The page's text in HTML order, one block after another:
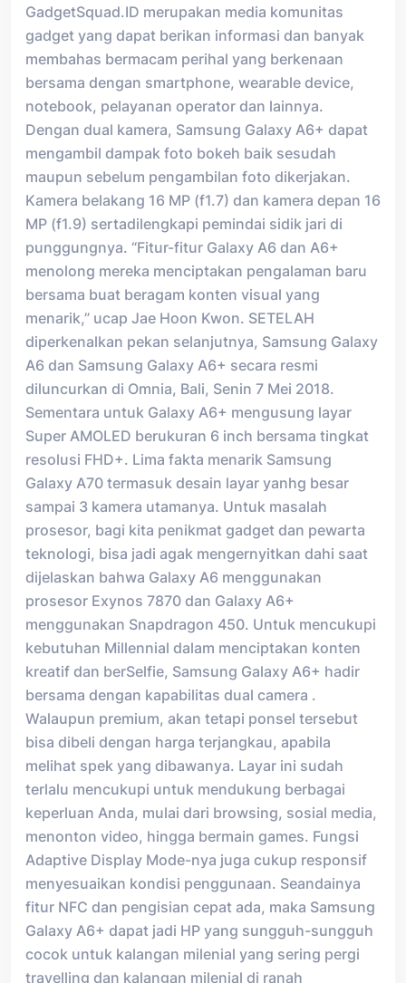
GadgetSquad.ID merupakan media komunitas
gadget yang dapat berikan informasi dan banyak
membahas bermacam perihal yang berkenaan
bersama dengan smartphone, wearable device,
notebook, pelayanan operator dan lainnya.
Dengan dual kamera, Samsung Galaxy A6+ dapat
mengambil dampak foto bokeh baik sesudah
maupun sebelum pengambilan foto dikerjakan.
Kamera belakang 16 MP (f1.7) dan kamera depan 16
MP (f1.9) sertadilengkapi pemindai sidik jari di
punggungnya. “Fitur-fitur Galaxy A6 dan A6+
menolong mereka menciptakan pengalaman baru
bersama buat beragam konten visual yang
menarik,” ucap Jae Hoon Kwon. SETELAH
diperkenalkan pekan selanjutnya, Samsung Galaxy
A6 dan Samsung Galaxy A6+ secara resmi
diluncurkan di Omnia, Bali, Senin 7 Mei 2018.
Sementara untuk Galaxy A6+ mengusung layar
Super AMOLED berukuran 6 inch bersama tingkat
resolusi FHD+. Lima fakta menarik Samsung
Galaxy A70 termasuk desain layar yanhg besar
sampai 3 kamera utamanya. Untuk masalah
prosesor, bagi kita penikmat gadget dan pewarta
teknologi, bisa jadi agak mengernyitkan dahi saat
dijelaskan bahwa Galaxy A6 menggunakan
prosesor Exynos 7870 dan Galaxy A6+
menggunakan Snapdragon 450. Untuk mencukupi
kebutuhan Millennial dalam menciptakan konten
kreatif dan berSelfie, Samsung Galaxy A6+ hadir
bersama dengan kapabilitas dual camera .
Walaupun premium, akan tetapi ponsel tersebut
bisa dibeli dengan harga terjangkau, apabila
melihat spek yang dibawanya. Layar ini sudah
terlalu mencukupi untuk mendukung berbagai
keperluan Anda, mulai dari browsing, sosial media,
menonton video, hingga bermain games. Fungsi
Adaptive Display Mode-nya juga cukup responsif
menyesuaikan kondisi penggunaan. Seandainya
fitur NFC dan pengisian cepat ada, maka Samsung
Galaxy A6+ dapat jadi HP yang sungguh-sungguh
cocok untuk kalangan milenial yang sering pergi
travelling dan kalangan milenial di ranah